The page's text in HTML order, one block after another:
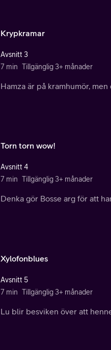
Krypkramar
Avsnitt 3
7 min Tillgänglig 3+ månader
Hamza är på kramhumör,
Torn torn wow!
Avsnitt 4
7 min Tillgänglig 3+ månader
Denka gör Bosse arg för att
Xylofonblues
Avsnitt 5
7 min Tillgänglig 3+ månader
Lu blir besviken över att